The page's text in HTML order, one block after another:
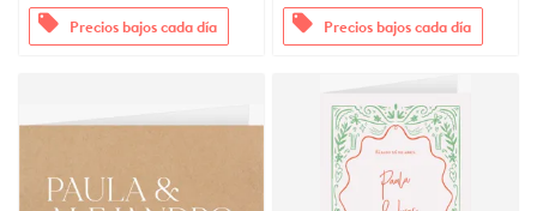
offers Precios bajos cada día offers Precios bajos cada día